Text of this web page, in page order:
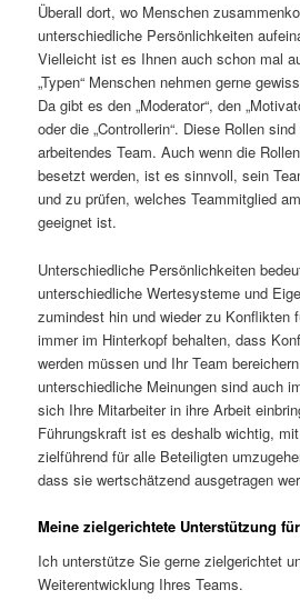
Überall dort, wo Menschen
unterschiedliche Persönlichkeiten
Vielleicht ist es Ihnen auch schon mal
„Typen“ Menschen nehmen gerne
Da gibt es den „Moderator“, den
oder die „Controllerin“. Diese Rollen
arbeitendes Team. Auch wenn die
besetzt werden, ist es sinnvoll, sein
und zu prüfen, welches Teammitglied
geeignet ist.
Unterschiedliche Persönlichkeiten
unterschiedliche Wertesysteme und
zumindest hin und wieder zu Konflikten
immer im Hinterkopf behalten, dass
werden müssen und Ihr Team
unterschiedliche Meinungen sind auch
sich Ihre Mitarbeiter in ihre Arbeit
Führungskraft ist es deshalb wichtig,
zielführend für alle Beteiligten
dass sie wertschätzend ausgetragen
Meine zielgerichtete Unterstützung
Ich unterstütze Sie gerne zielgerichtet
Weiterentwicklung Ihres Teams.